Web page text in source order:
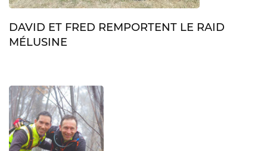
DAVID ET FRED REMPORTENT LE RAID
MÉLUSINE